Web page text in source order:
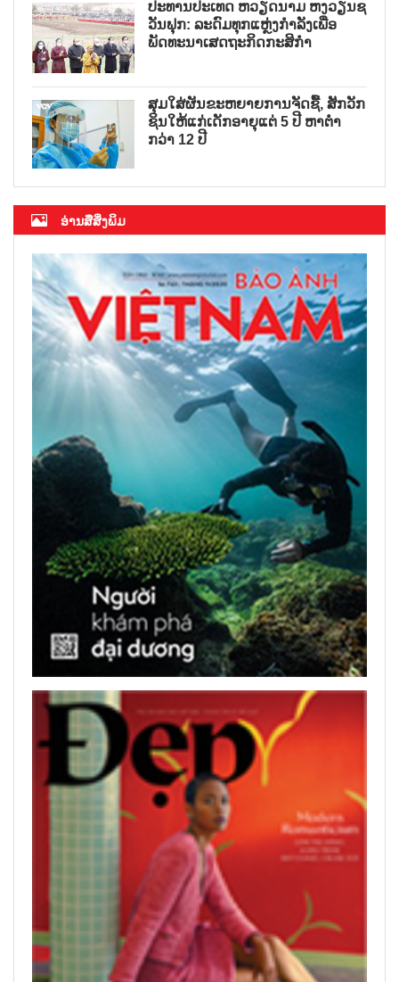
ປະທານປະເທດ ຫວຽດນາມ ຫງວຽນຊ
ວັນຟຸກ: ລະດົມທຸກແຫຼ່ງກຳລັງເພື່ອ
ພັດທະນາເສດຖະກິດກະສິກຳ
ສຸມໃສ່ຜັນຂະຫຍາຍການຈັດຊື້, ສັກວັກ
ຊິນໃຫ້ແກ່ເດັກອາຍຸແຕ່ 5 ປີ ຫາຕ່ຳ
ກວ່າ 12 ປີ
ອ່ານສື່ສິ່ງພິມ